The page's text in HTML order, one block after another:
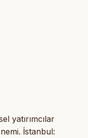
yatırımcılar
İstanbul: